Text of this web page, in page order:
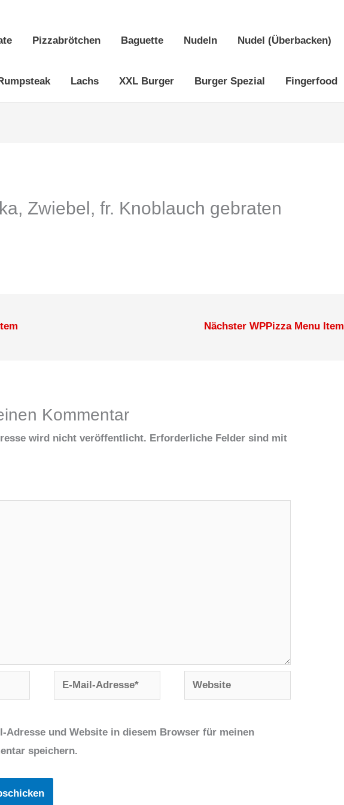
Pizzabrötchen Baguette Nudeln Nudel (Überbacken)
Lachs XXL Burger Burger Spezial Fingerfood
Zwiebel, fr. Knoblauch gebraten
Nächster WPPizza Menu Item
Kommentar
wird nicht veröffentlicht. Erforderliche Felder sind mit
E-
Mail-
Website
Adresse und Website in diesem Browser für meinen
speichern.